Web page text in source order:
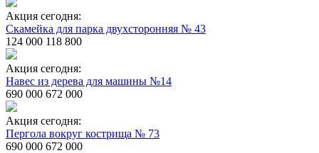
Акция сегодня:
Скамейка для парка двухсторонняя № 43
124 000 118 800
Акция сегодня:
Навес из дерева для машины №14
690 000 672 000
Акция сегодня:
Пергола вокруг кострища № 73
690 000 672 000